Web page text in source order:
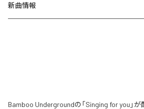
新曲情報
Bamboo Undergroundの「Singing for you」